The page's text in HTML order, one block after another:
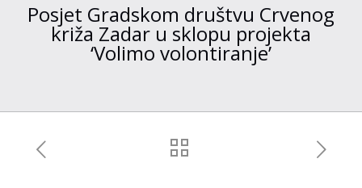
Posjet Gradskom društvu Crvenog
križa Zadar u sklopu projekta
‘Volimo volontiranje’